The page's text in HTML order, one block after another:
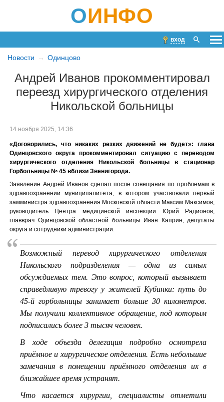
ОИНФО
вход
Новости Одинцово
Андрей Иванов прокомментировал
переезд хирургического отделения
Никольской больницы
14 ноября 2025, 14:36
«Договорились, что никаких резких движений не будет»: глава
Одинцовского округа прокомментировал ситуацию с переводом
хирургического отделения Никольской больницы в стационар
Горбольницы № 45 вблизи Звенигорода.
Заявление Андрей Иванов сделал после совещания по проблемам в
здравоохранении муниципалитета, в котором участвовали первый
замминистра здравоохранения Московской области Максим Максимов,
руководитель Центра медицинской инспекции Юрий Радионов,
главврач Одинцовской областной больницы Иван Каприн, депутаты
округа и сотрудники администрации.
Возможный перевод хирургического отделения
Никольского подразделения — одна из самых
обсуждаемых тем. Это вопрос, который вызывает
справедливую тревогу у жителей Кубинки: путь до
45-й горбольницы занимает больше 30 километров.
Мы получили коллективное обращение, под которым
подписались более 3 тысяч человек.
В ходе объезда делегация подробно осмотрела
приёмное и хирургическое отделения. Есть небольшие
замечания в помещении приёмного отделения их в
ближайшее время устранят.
Что касается хирургии, специалисты отметили